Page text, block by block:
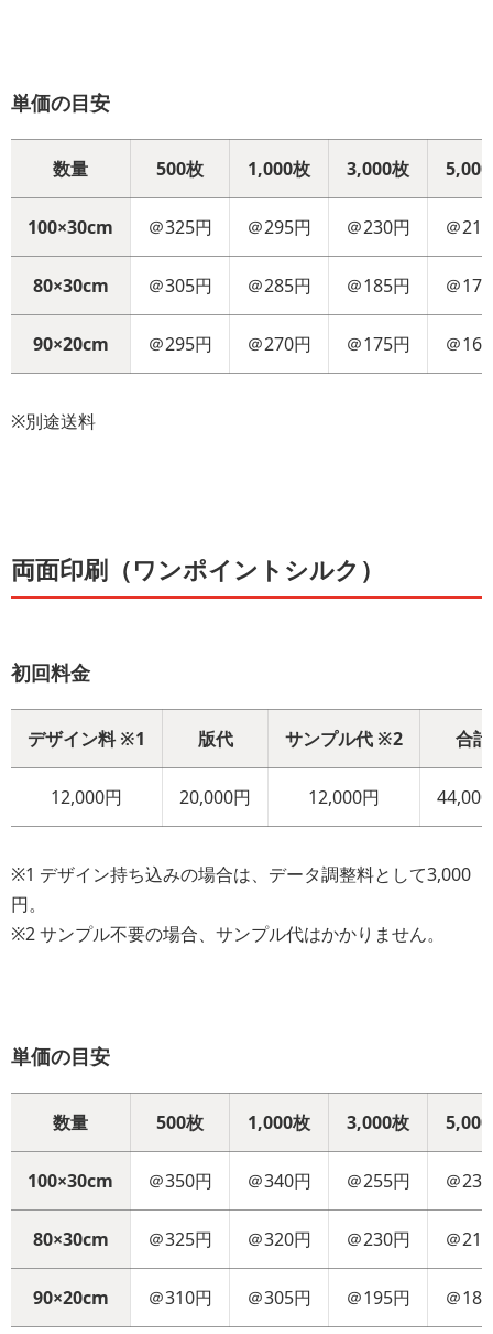
単価の目安
数量 500枚 1,000枚 3,000枚
100×30cm ＠325円 ＠295円 ＠230円 ＠
80×30cm ＠305円 ＠285円 ＠185円 ＠
90×20cm ＠295円 ＠270円 ＠175円 ＠
※別途送料
両面印刷（ワンポイントシルク）
初回料金
デザイン料 ※1 版代 サンプル代 ※2 合計
12,000円 20,000円 12,000円
※1 デザイン持ち込みの場合は、データ調整料として3,000
円。
※2 サンプル不要の場合、サンプル代はかかりません。
単価の目安
数量 500枚 1,000枚 3,000枚
100×30cm ＠350円 ＠340円 ＠255円 ＠
80×30cm ＠325円 ＠320円 ＠230円 ＠
90×20cm ＠310円 ＠305円 ＠195円 ＠